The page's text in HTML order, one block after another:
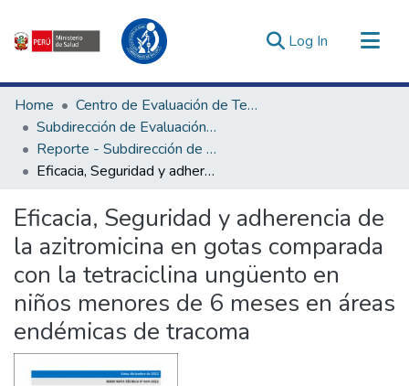
Log In (current)
Communities & Collections
All of DSpace
Statistics
Estadísticas Externas
Enlaces de interés ▾
Home
Centro de Evaluación de Tecnologías en Salud
Subdirección de Evaluación de Tecnologías Sanitarias
Reporte - Subdirección de Evaluación de Tecnologías Sanitarias
Eficacia, Seguridad y adherencia de la azitromicina en gotas comparada con la tetraciclina ungüento en niños menores de 6 meses en áreas endémicas de tracoma
Eficacia, Seguridad y adherencia de
la azitromicina en gotas comparada
con la tetraciclina ungüento en
niños menores de 6 meses en áreas
endémicas de tracoma